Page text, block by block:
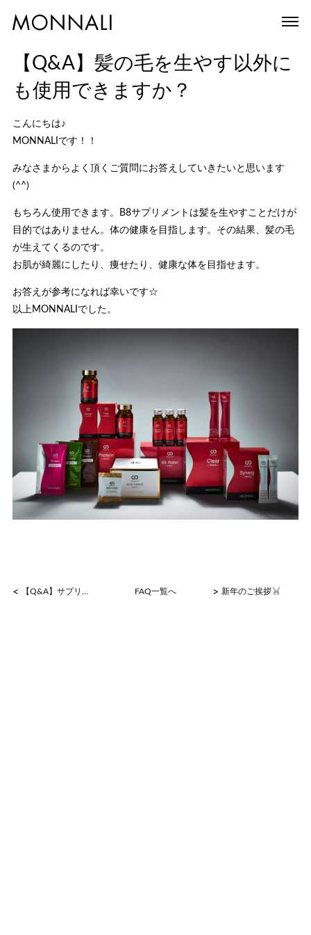
【Q&A】髪の毛を生やす以外に
も使用できますか？
こんにちは♪
MONNALIです！！
みなさまからよく頂くご質問にお答えしていきたいと思います
(^^)
もちろん使用できます。B8サプリメントは髪を生やすことだけが
目的ではありません。体の健康を目指します。その結果、髪の毛
が生えてくるのです。
お肌が綺麗にしたり、痩せたり、健康な体を目指せます。
お答えが参考になれば幸いです☆
以上MONNALIでした。
< 【Q&A】サプリメントはいつまで続ければいいですか？ FAQ一覧へ >新年のご挨拶